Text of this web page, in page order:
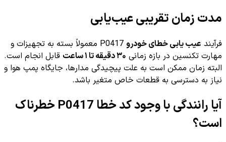
مدت زمان تقریبی عیب‌یابی
فرآیند عیب یابی خطای خودرو
P0417 معمولاً بسته به تجهیزات و
مهارت تکنسین در بازه زمانی ۳۰ دقیقه تا ۱ ساعت
قابل انجام است.
البته زمان ممکن است به علت پیچیدگی مدارها، جایگاه پمپ هوا و
نیاز به دسترسی به قطعات خاص متغیر باشد.
آیا رانندگی با وجود کد خطا P0417 خطرناک
است؟